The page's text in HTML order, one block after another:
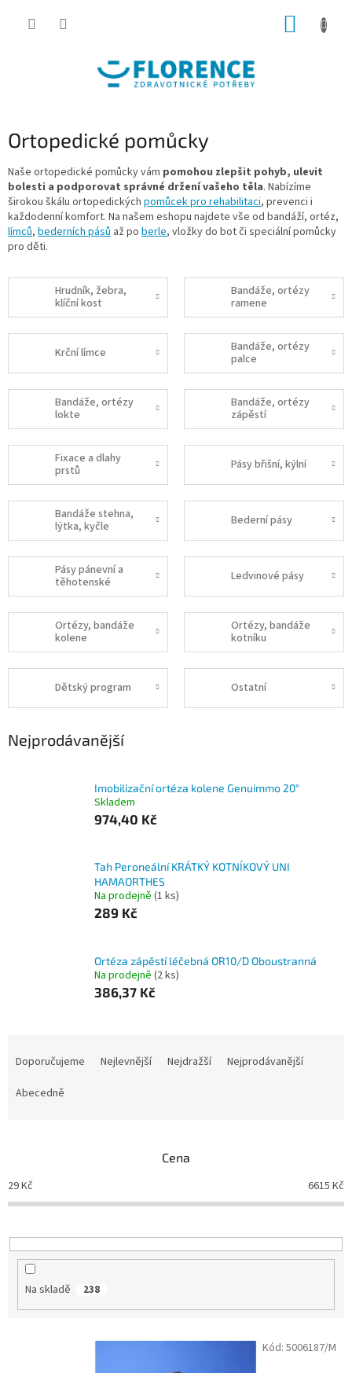
Ortopedické pomůcky
Naše ortopedické pomůcky vám pomohou zlepšit pohyb, ulevit
bolesti a podporovat správné držení vašeho těla. Nabízíme
širokou škálu ortopedických pomůcek pro rehabilitaci, prevenci i
každodenní komfort. Na našem eshopu najdete vše od bandáží, ortéz,
límců, bederních pásů až po berle, vložky do bot či speciální pomůcky
pro děti.
Hrudník, žebra,
klíční kost
Bandáže, ortézy
ramene
Krční límce
Bandáže, ortézy
palce
Bandáže, ortézy
lokte
Bandáže, ortézy
zápěstí
Fixace a dlahy
prstů
Pásy břišní, kýlní
Bandáže stehna,
lýtka, kyčle
Bederní pásy
Pásy pánevní a
těhotenské
Ledvinové pásy
Ortézy, bandáže
kolene
Ortézy, bandáže
kotníku
Dětský program Ostatní
Nejprodávanější
Imobilizační ortéza kolene Genuimmo 20°
Skladem
974,40 Kč
Tah Peroneální KRÁTKÝ KOTNÍKOVÝ UNI
HAMAORTHES
Na prodejně (1 ks)
289 Kč
Ortéza zápěstí léčebná OR10/D Oboustranná
Na prodejně (2 ks)
386,37 Kč
o
d
k
t
Doporučujeme Nejlevnější Nejdražší
Nejprodávanější
Abecedně
Cena
29Kč 6615 Kč
Na skladě 238
Kód: 5006187/M